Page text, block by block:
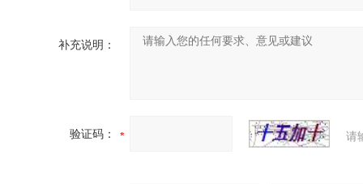
补充说明：
验证码： 请